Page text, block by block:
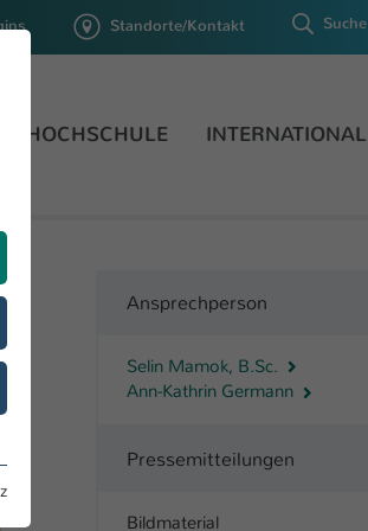
Standorte/Kontakt Suche
HOCHSCHULE INTERNATIONAL
HSKL
Ansprechperson
Selin Mamok, B.Sc.
Ann-Kathrin Germann
Pressemitteilungen
Bildmaterial